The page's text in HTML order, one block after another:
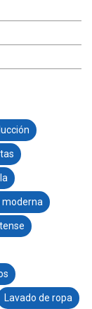
moderna
Lavado de ropa